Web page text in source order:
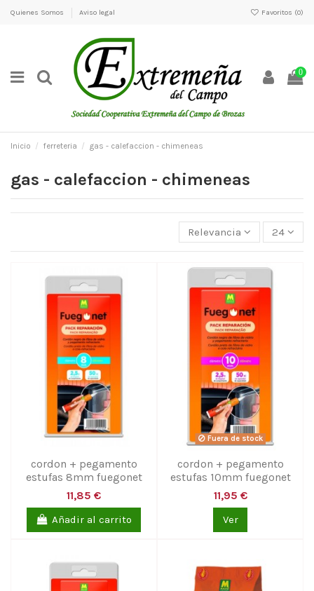
Quienes Somos Aviso legal Favoritos (0)
0
Inicio ferreteria gas - calefaccion - chimeneas
gas - calefaccion - chimeneas
Relevancia 24
cordon + pegamento
estufas 8mm fuegonet
11,85 €
Añadir al carrito
Fuera de stock
cordon + pegamento
estufas 10mm fuegonet
11,95 €
Ver